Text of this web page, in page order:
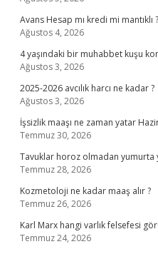
Avans Hesap mı kredi mi mantıklı ?
Ağustos 4, 2026
4 yaşındaki bir muhabbet kuşu
Ağustos 3, 2026
2025-2026 avcılık harcı ne kadar ?
Ağustos 3, 2026
İşsizlik maaşı ne zaman yatar
Temmuz 30, 2026
Tavuklar horoz olmadan yumurta
Temmuz 28, 2026
Kozmetoloji ne kadar maaş alır ?
Temmuz 26, 2026
Karl Marx hangi varlık felsefesi
Temmuz 24, 2026